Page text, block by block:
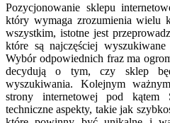
Pozycjonowanie sklepu
który wymaga zrozumienia wielu
wszystkim, istotne jest
które są najczęściej
Wybór odpowiednich fraz ma
decydują o tym, czy sklep
wyszukiwania. Kolejnym
strony internetowej pod kątem
techniczne aspekty, takie jak